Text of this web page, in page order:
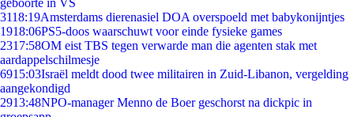
geboorte in VS
3118:19Amsterdams dierenasiel DOA overspoeld met babykonijntjes
1918:06PS5-doos waarschuwt voor einde fysieke games
2317:58OM eist TBS tegen verwarde man die agenten stak met
aardappelschilmesje
6915:03Israël meldt dood twee militairen in Zuid-Libanon, vergelding
aangekondigd
2913:48NPO-manager Menno de Boer geschorst na dickpic in